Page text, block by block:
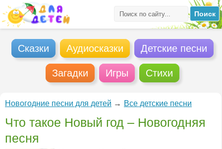
Сказки Аудиосказки Детские песни
Загадки Игры Стихи
Новогодние песни для детей → Все детские песни
Что такое Новый год – Новогодняя
песня